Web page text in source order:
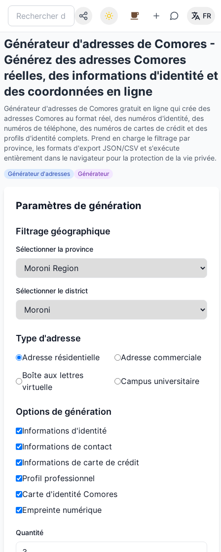
FR
Générateur d'adresses de Comores -
Générez des adresses Comores
réelles, des informations d'identité et
des coordonnées en ligne
Générateur d'adresses de Comores gratuit en ligne qui crée des
adresses Comores au format réel, des numéros d'identité, des
numéros de téléphone, des numéros de cartes de crédit et des
profils d'identité complets. Prend en charge le filtrage par
province, les formats d'export JSON/CSV et s'exécute
entièrement dans le navigateur pour la protection de la vie privée.
Générateur d'adresses Générateur
Paramètres de génération
Filtrage géographique
Sélectionner la province
Sélectionner le district
Type d'adresse
Adresse résidentielle
Adresse commerciale
Boîte aux lettres
virtuelle
Campus universitaire
Options de génération
Informations d'identité
Informations de contact
Informations de carte de crédit
Profil professionnel
Carte d'identité Comores
Empreinte numérique
Quantité